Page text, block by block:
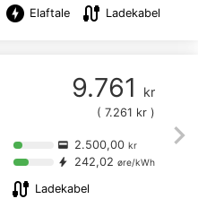
offline_bolt Elaftale cable Ladekabel
chevron_right
cable Ladekabel
9.761 kr
( 7.261 kr )
credit_card 2.500,00 kr
bolt 242,02 øre/kWh